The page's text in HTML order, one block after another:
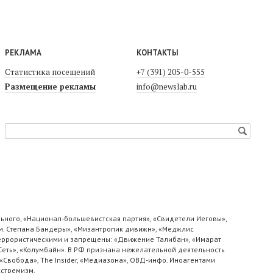
РЕКЛАМА
Статистика посещений
Размещение рекламы
КОНТАКТЫ
+7 (391) 205-0-555
info@newslab.ru
«Национал-большевистская партия», «Свидетели Иеговы»,
Степана Бандеры», «Мизантропик дивижн», «Меджлис
и запрещены: «Движение Талибан», «Имарат
«Колумбайн». В РФ признана нежелательной деятельность
The Insider, «Медиазона», ОВД-инфо. Иноагентами